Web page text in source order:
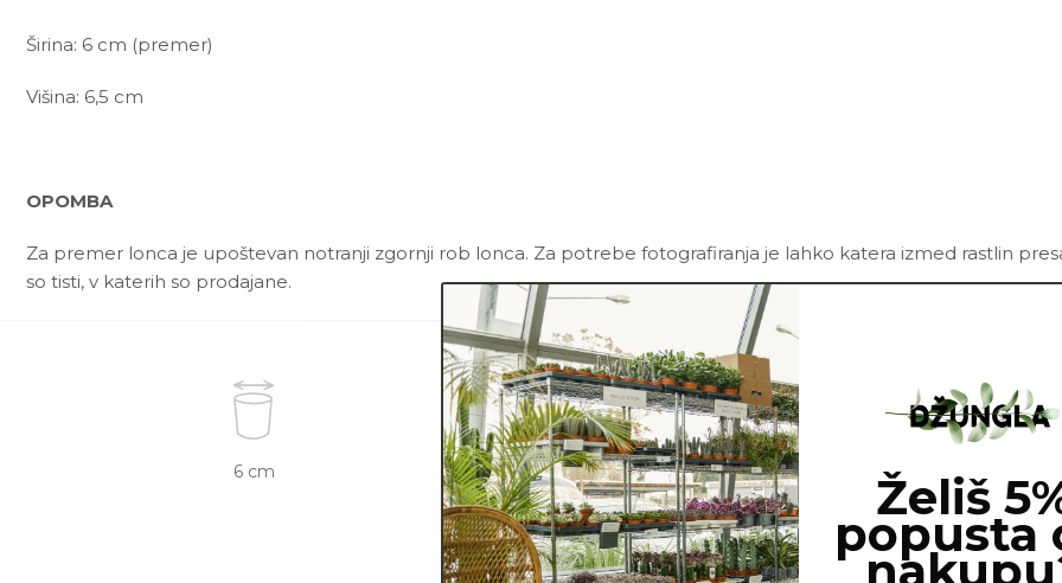
Širina: 6 cm (premer)
Višina: 6,5 cm
OPOMBA
Za premer lonca je upoštevan notranji zgornji rob lonca. Za potrebe fotografiranja je lahko katera izmed rastlin
so tisti, v katerih so prodajane.
6 cm Želiš
popusta